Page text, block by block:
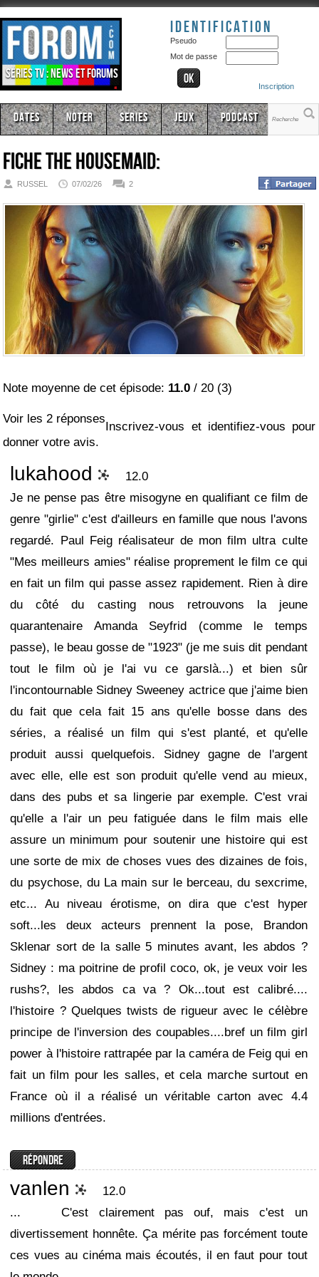
Séries TV : news et forums
Identification
Pseudo
Mot de passe
Inscription
Dates Noter Series Jeux Podcast
FicheThe Housemaid:
RUSSEL 07/02/26 2
Note moyenne de cet épisode: 11.0 / 20 (3)
Voir les 2 réponses
Inscrivez-vous et identifiez-vous pour
donner votre avis.
lukahood
12.0
Je ne pense pas être misogyne en qualifiant ce film de
genre "girlie" c'est d'ailleurs en famille que nous l'avons
regardé. Paul Feig réalisateur de mon film ultra culte
"Mes meilleurs amies" réalise proprement le film ce qui
en fait un film qui passe assez rapidement. Rien à dire
du côté du casting nous retrouvons la jeune
quarantenaire Amanda Seyfrid (comme le temps
passe), le beau gosse de "1923" (je me suis dit pendant
tout le film où je l'ai vu ce garslà...) et bien sûr
l'incontournable Sidney Sweeney actrice que j'aime bien
du fait que cela fait 15 ans qu'elle bosse dans des
séries, a réalisé un film qui s'est planté, et qu'elle
produit aussi quelquefois. Sidney gagne de l'argent
avec elle, elle est son produit qu'elle vend au mieux,
dans des pubs et sa lingerie par exemple. C'est vrai
qu'elle a l'air un peu fatiguée dans le film mais elle
assure un minimum pour soutenir une histoire qui est
une sorte de mix de choses vues des dizaines de fois,
du psychose, du La main sur le berceau, du sexcrime,
etc... Au niveau érotisme, on dira que c'est hyper
soft...les deux acteurs prennent la pose, Brandon
Sklenar sort de la salle 5 minutes avant, les abdos ?
Sidney : ma poitrine de profil coco, ok, je veux voir les
rushs?, les abdos ca va ? Ok...tout est calibré....
l'histoire ? Quelques twists de rigueur avec le célèbre
principe de l'inversion des coupables....bref un film girl
power à l'histoire rattrapée par la caméra de Feig qui en
fait un film pour les salles, et cela marche surtout en
France où il a réalisé un véritable carton avec 4.4
millions d'entrées.
vanlen
12.0
...C'est clairement pas ouf, mais c'est un
divertissement honnête. Ça mérite pas forcément toute
ces vues au cinéma mais écoutés, il en faut pour tout